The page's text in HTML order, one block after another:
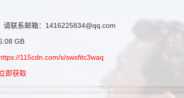
请联系邮箱：1416225834@qq.com
GB
115cdn.com/s/swsfitc3waq
即获取